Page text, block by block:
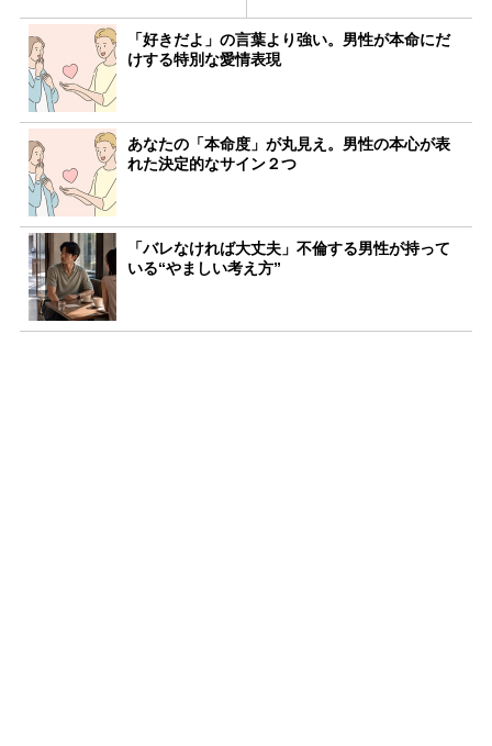
「好きだよ」の言葉より強い。男性が本命にだ
けする特別な愛情表現
あなたの「本命度」が丸見え。男性の本心が表
れた決定的なサイン２つ
「バレなければ大丈夫」不倫する男性が持って
いる“やましい考え方”